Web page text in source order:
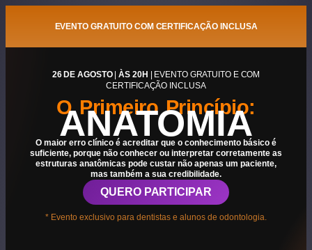
EVENTO GRATUITO COM CERTIFICAÇÃO INCLUSA
26 DE AGOSTO|ÀS 20H
| EVENTO GRATUITO E COM
CERTIFICAÇÃO INCLUSA
O Primeiro Princípio:
ANATOMIA
O maior erro clínico é acreditar que o conhecimento básico é
suficiente, porque não conhecer ou interpretar corretamente as
estruturas anatômicas pode custar não apenas um paciente,
mas também a sua credibilidade.
QUERO PARTICIPAR
* Evento exclusivo para dentistas e alunos de odontologia.